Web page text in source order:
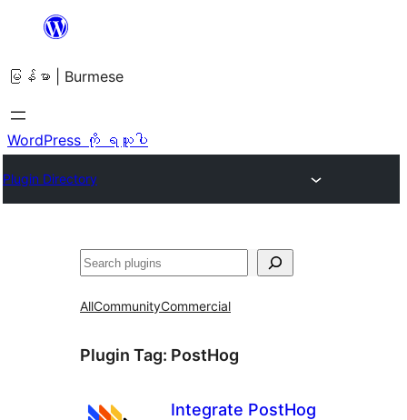
အကြောင်းအရာ
ကျော်သွား
ရန်
မြန်မာ | Burmese
WordPress ကို ရယူပါ
Plugin Directory
ရှာ
AllCommunityCommercial
Plugin Tag: PostHog
Integrate PostHog